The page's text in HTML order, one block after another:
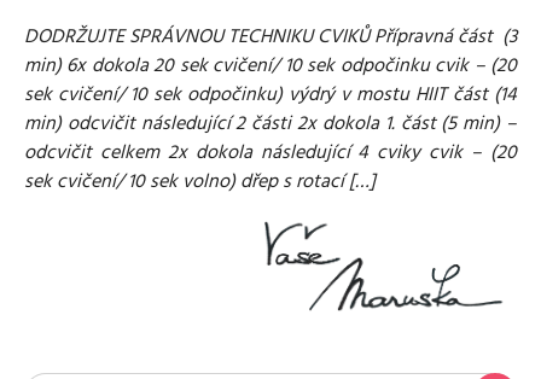
DODRŽUJTE SPRÁVNOU TECHNIKU CVIKŮ Přípravná část (3
min) 6x dokola 20 sek cvičení/ 10 sek odpočinku cvik – (20
sek cvičení/ 10 sek odpočinku) výdrý v mostu HIIT část (14
min) odcvičit následující 2 části 2x dokola 1. část (5 min) –
odcvičit celkem 2x dokola následující 4 cviky cvik – (20
sek cvičení/ 10 sek volno) dřep s rotací […]